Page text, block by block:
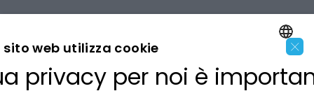
LA BANCA
ENGLISH
×
sito web utilizza cookie
privacy per noi è